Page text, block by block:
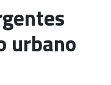
urbano